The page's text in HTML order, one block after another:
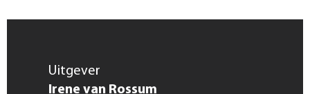
Uitgever
Irene van Rossum